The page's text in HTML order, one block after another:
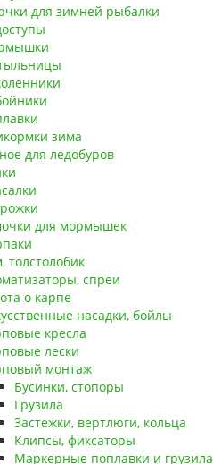
для зимней рыбалки
зима
для ледобуров
для мормышек
толстолобик
спреи
о карпе
насадки, бойлы
кресла
лески
монтаж
Бусинки, стопоры
Грузила
Застежки, вертлюги, кольца
Клипсы, фиксаторы
Маркерные поплавки и грузила